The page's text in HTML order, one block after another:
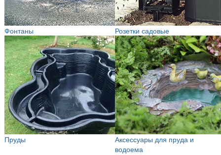
Фонтаны Розетки садовые
Пруды
Аксессуары для пруда и
водоема